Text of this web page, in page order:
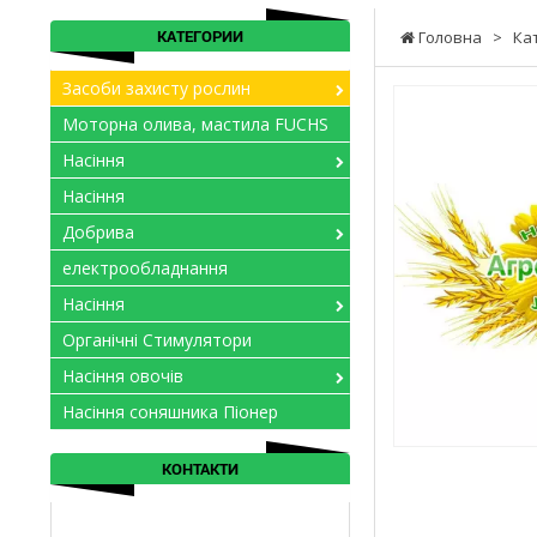
Головна >
КАТЕГОРИИ
Засоби захисту рослин
Моторна олива, мастила FUCHS
Насіння
Насіння
Добрива
електрообладнання
Насіння
Органічні Стимулятори
Насіння овочів
Насіння соняшника Піонер
КОНТАКТИ